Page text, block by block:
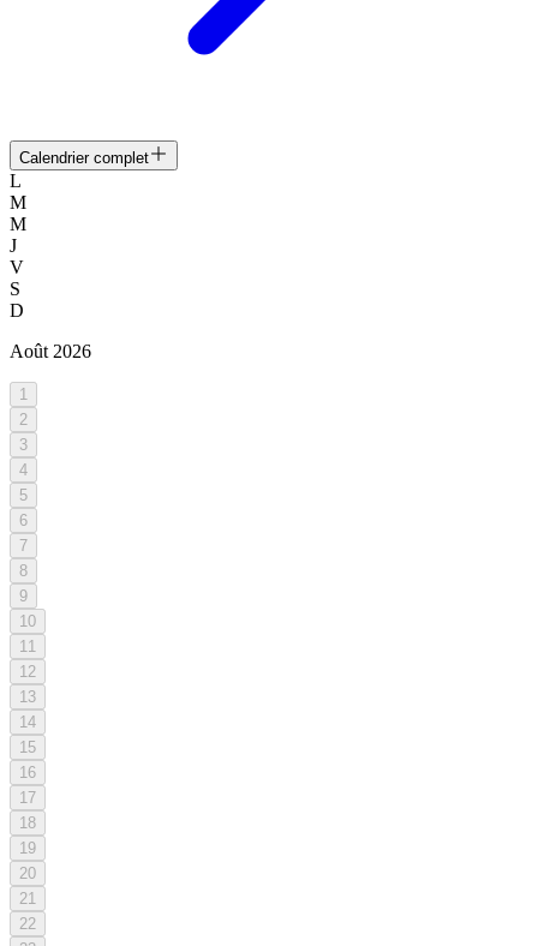
Calendrier complet
L
M
M
J
V
S
D
Août 2026
1
2
3
4
5
6
7
8
9
10
11
12
13
14
15
16
17
18
19
20
21
22